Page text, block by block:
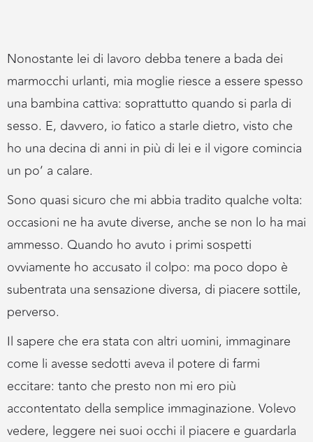
Nonostante lei di lavoro debba tenere a bada dei
marmocchi urlanti, mia moglie riesce a essere spesso
una bambina cattiva: soprattutto quando si parla di
sesso. E, davvero, io fatico a starle dietro, visto che
ho una decina di anni in più di lei e il vigore comincia
un po’ a calare.
Sono quasi sicuro che mi abbia tradito qualche volta:
occasioni ne ha avute diverse, anche se non lo ha mai
ammesso. Quando ho avuto i primi sospetti
ovviamente ho accusato il colpo: ma poco dopo è
subentrata una sensazione diversa, di piacere sottile,
perverso.
Il sapere che era stata con altri uomini, immaginare
come li avesse sedotti aveva il potere di farmi
eccitare: tanto che presto non mi ero più
accontentato della semplice immaginazione. Volevo
vedere, leggere nei suoi occhi il piacere e guardarla